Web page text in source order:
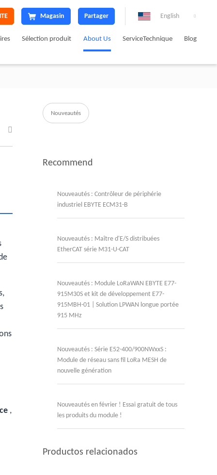
Magasin Partager English 
Sélection produit About Us ServiceTechnique Blog

,
Nouveautés
Recommend
Nouveautés : Contrôleur de périphérie
industriel EBYTE ECM31-B
Nouveautés : Maître d'E/S distribuées
EtherCAT série M31-U-CAT
Nouveautés : Module LoRaWAN EBYTE E77-
915M30S et kit de développement E77-
915MBH-01 | Solution LPWAN longue portée
915 MHz
Nouveautés : Série E52-400/900NWxxS :
Module de réseau sans fil LoRa MESH de
nouvelle génération
Nouveautés en février ! Essai gratuit de tous
les produits du module !
Productos relacionados